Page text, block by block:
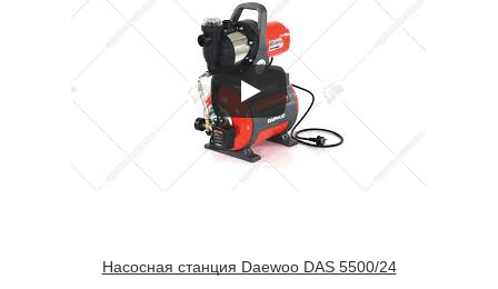
Насосная станция Daewoo DAS 5500/24